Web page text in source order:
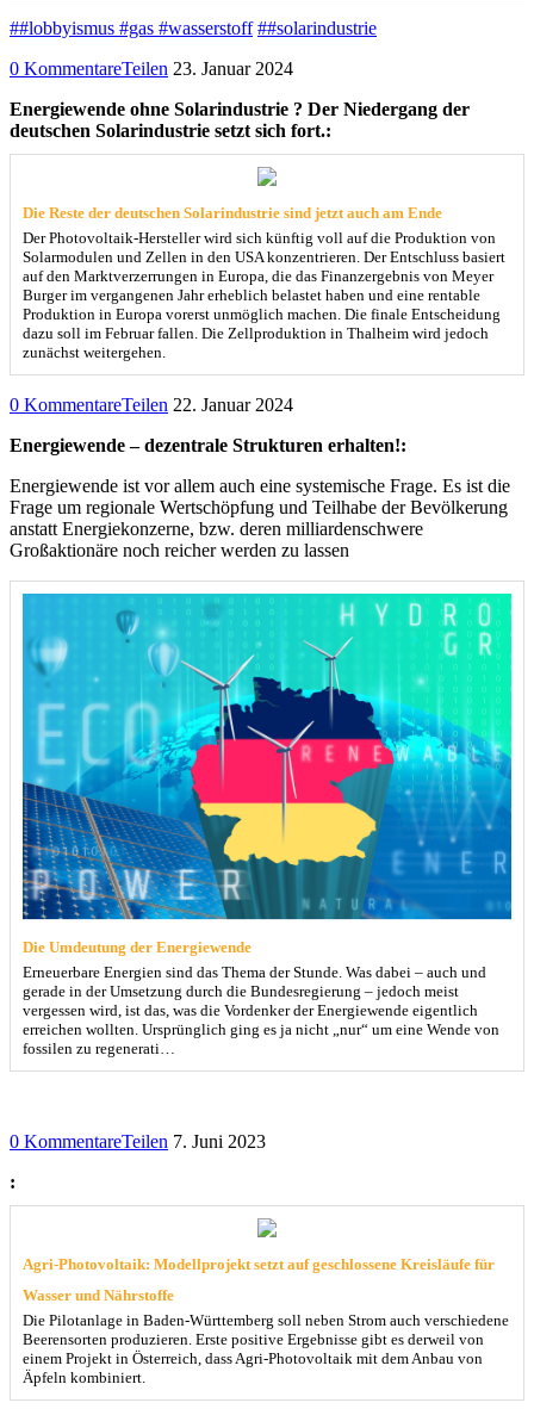
##lobbyismus #gas #wasserstoff ##solarindustrie
0 KommentareTeilen 23. Januar 2024
Energiewende ohne Solarindustrie ? Der Niedergang der
deutschen Solarindustrie setzt sich fort.:
Die Reste der deutschen Solarindustrie sind jetzt auch am Ende
Der Photovoltaik-Hersteller wird sich künftig voll auf die Produktion von
Solarmodulen und Zellen in den USA konzentrieren. Der Entschluss basiert
auf den Marktverzerrungen in Europa, die das Finanzergebnis von Meyer
Burger im vergangenen Jahr erheblich belastet haben und eine rentable
Produktion in Europa vorerst unmöglich machen. Die finale Entscheidung
dazu soll im Februar fallen. Die Zellproduktion in Thalheim wird jedoch
zunächst weitergehen.
0 KommentareTeilen 22. Januar 2024
Energiewende – dezentrale Strukturen erhalten!:
Energiewende ist vor allem auch eine systemische Frage. Es ist die
Frage um regionale Wertschöpfung und Teilhabe der Bevölkerung
anstatt Energiekonzerne, bzw. deren milliardenschwere
Großaktionäre noch reicher werden zu lassen
Die Umdeutung der Energiewende
Erneuerbare Energien sind das Thema der Stunde. Was dabei – auch und
gerade in der Umsetzung durch die Bundesregierung – jedoch meist
vergessen wird, ist das, was die Vordenker der Energiewende eigentlich
erreichen wollten. Ursprünglich ging es ja nicht „nur“ um eine Wende von
fossilen zu regenerati…
0 KommentareTeilen 7. Juni 2023
:
Agri-Photovoltaik: Modellprojekt setzt auf geschlossene Kreisläufe für
Wasser und Nährstoffe
Die Pilotanlage in Baden-Württemberg soll neben Strom auch verschiedene
Beerensorten produzieren. Erste positive Ergebnisse gibt es derweil von
einem Projekt in Österreich, dass Agri-Photovoltaik mit dem Anbau von
Äpfeln kombiniert.